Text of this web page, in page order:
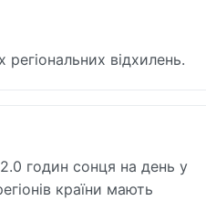
відхилень.
годин сонця на день у
країни мають